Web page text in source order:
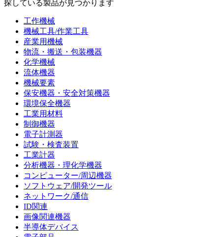
探している製品が見つかります
工作機械
機械工具/作業工具
産業用機械
物流・搬送・包装機器
化学機械
流体機器
機械要素
保安機器・安全対策機器
環境保全機器
工業用材料
制御機器
電子計測器
試験・検査装置
工業計器
分析機器・理化学機器
コンピューター/周辺機器
ソフトウェア/開発ツール
ネットワーク/通信
ID関連
画像関連機器
半導体デバイス